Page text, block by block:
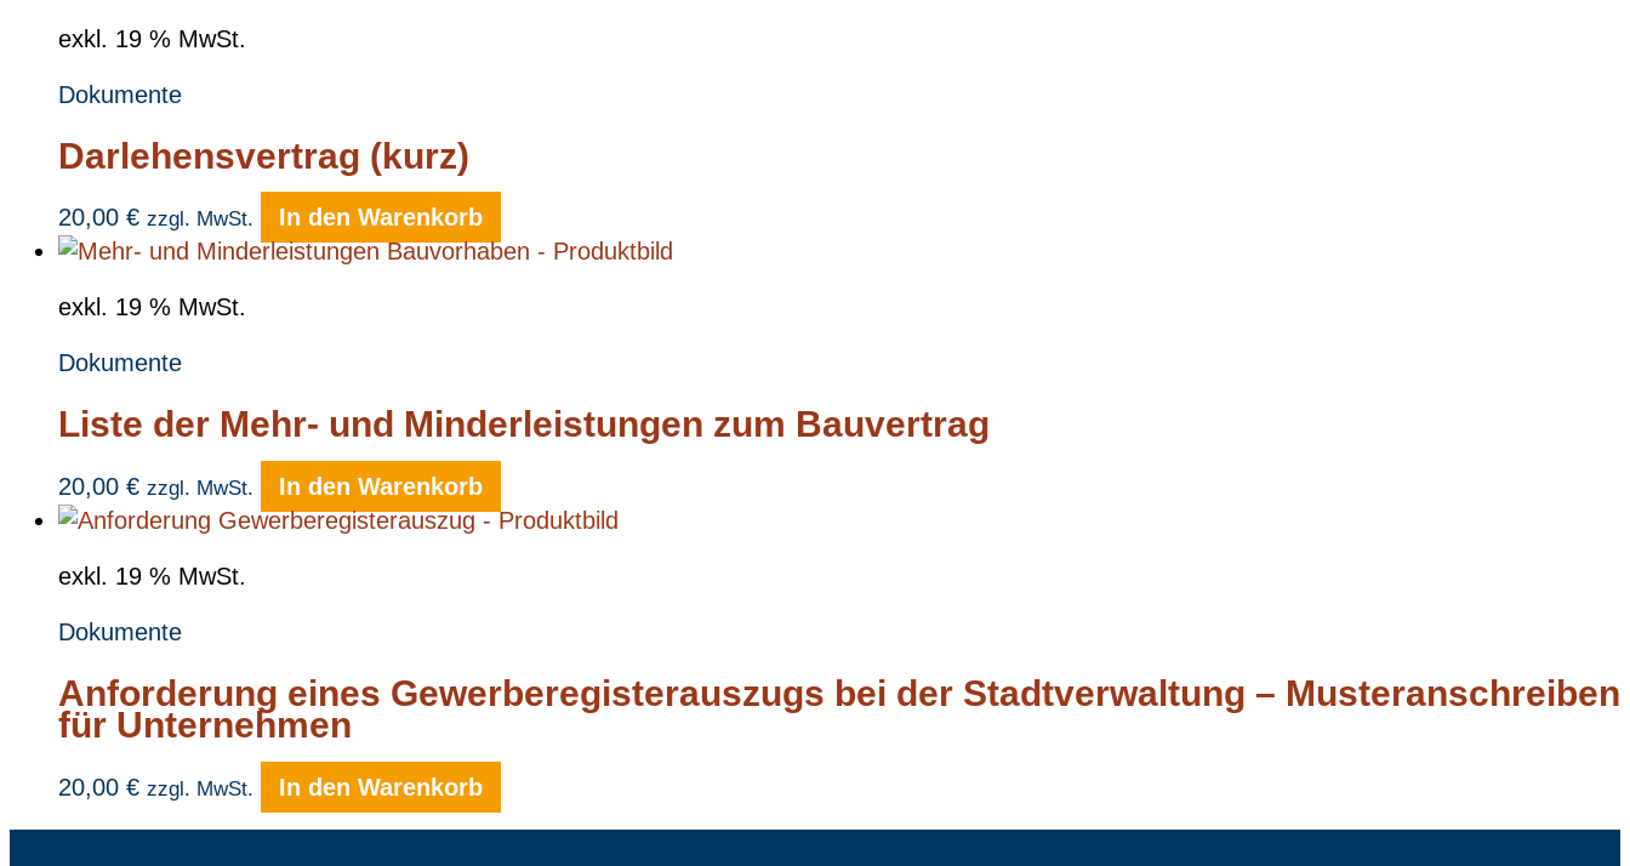
exkl. 19 % MwSt.
Dokumente
Darlehensvertrag (kurz)
20,00 € zzgl. MwSt. In den Warenkorb
exkl. 19 % MwSt.
Dokumente
Liste der Mehr- und Minderleistungen zum Bauvertrag
20,00 € zzgl. MwSt. In den Warenkorb
exkl. 19 % MwSt.
Dokumente
Anforderung eines Gewerberegisterauszugs bei der Stadtverwaltung – Musteranschreiben
für Unternehmen
20,00 € zzgl. MwSt. In den Warenkorb